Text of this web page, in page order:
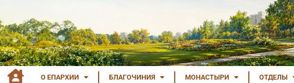
О ЕПАРХИИ БЛАГОЧИНИЯ МОНАСТЫРИ ОТДЕЛЫ